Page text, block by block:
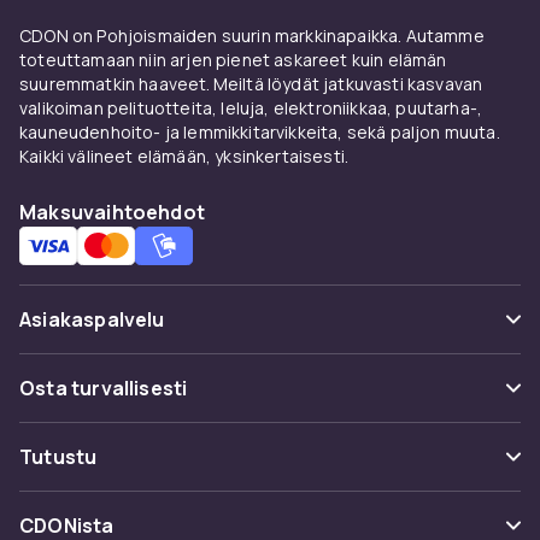
Materiaalit
Villa on luontaisesti lämmönsäätelevä. Fleece
kuivuu nopeasti. Aito lampaantalja tarjoaa
ylivertaista lämpöä. Puuvilla ja bambu ovat
Liukueste ja kestävyys
Sisäkengissä tulee aina olla liukuestepohja.
Täydennälenkkareilla
loafereillatoimistopäiviin.
Tilaa CDONilta
Tutustu
CDON on Pohjoismaiden suurin markkinapaikka. Autamme
toteuttamaan niin arjen pienet askareet kuin elämän
suuremmatkin haaveet. Meiltä löydät jatkuvasti kasvavan
valikoiman pelituotteita, leluja, elektroniikkaa, puutarha-,
kauneudenhoito- ja lemmikkitarvikkeita, sekä paljon muuta.
Kaikki välineet elämään, yksinkertaisesti.
Maksuvaihtoehdot
Asiakaspalvelu
Usein kysyttyä (UKK)
Seuraa pakettia
Ota yhteyttä
Osta turvallisesti
Maksuvaihtoehdot
Toimitus
Tutustu
Kategoriat
CDONista